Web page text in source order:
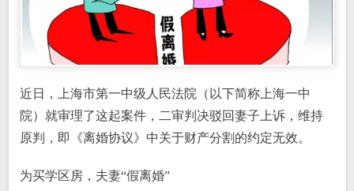
近日，上海市第一中级人民法院（以下简称上海一中
院）就审理了这起案件，二审判决驳回妻子上诉，维持
原判，即《离婚协议》中关于财产分割的约定无效。
为买学区房，夫妻“假离婚”